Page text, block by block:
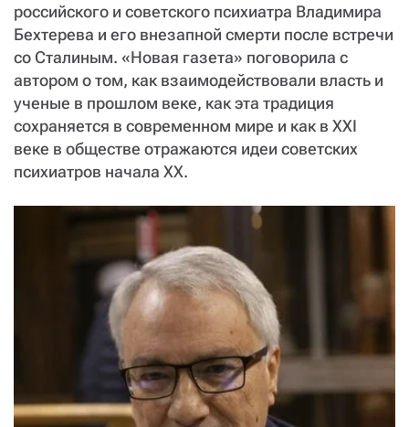
российского и советского психиатра Владимира
Бехтерева и его внезапной смерти после встречи
со Сталиным. «Новая газета» поговорила с
автором о том, как взаимодействовали власть и
ученые в прошлом веке, как эта традиция
сохраняется в современном мире и как в XXI
веке в обществе отражаются идеи советских
психиатров начала XX.